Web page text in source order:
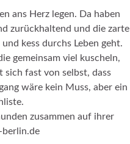
ans Herz legen. Da haben
zurückhaltend und die zarte
kess durchs Leben geht.
gemeinsam viel kuscheln,
sich fast von selbst, dass
wäre kein Muss, aber ein
zusammen auf ihrer
berlin.de